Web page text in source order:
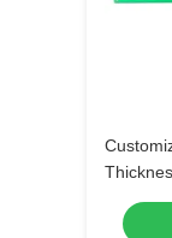
Color